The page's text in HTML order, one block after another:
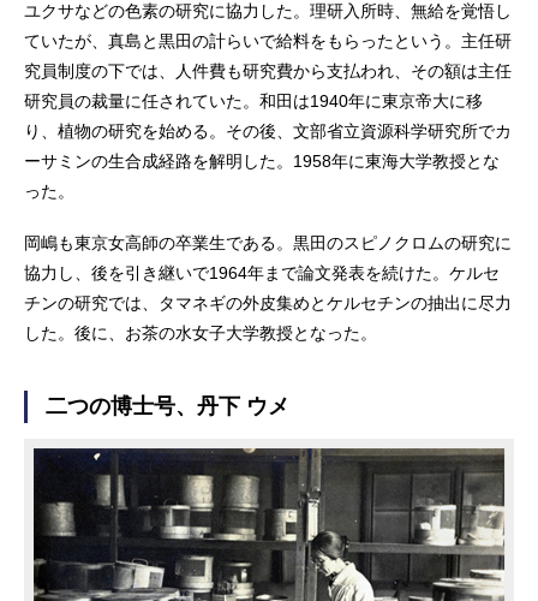
ユクサなどの色素の研究に協力した。理研入所時、無給を覚悟し
ていたが、真島と黒田の計らいで給料をもらったという。主任研
究員制度の下では、人件費も研究費から支払われ、その額は主任
研究員の裁量に任されていた。和田は1940年に東京帝大に移
り、植物の研究を始める。その後、文部省立資源科学研究所でカ
ーサミンの生合成経路を解明した。1958年に東海大学教授とな
った。
岡嶋も東京女高師の卒業生である。黒田のスピノクロムの研究に
協力し、後を引き継いで1964年まで論文発表を続けた。ケルセ
チンの研究では、タマネギの外皮集めとケルセチンの抽出に尽力
した。後に、お茶の水女子大学教授となった。
二つの博士号、丹下 ウメ